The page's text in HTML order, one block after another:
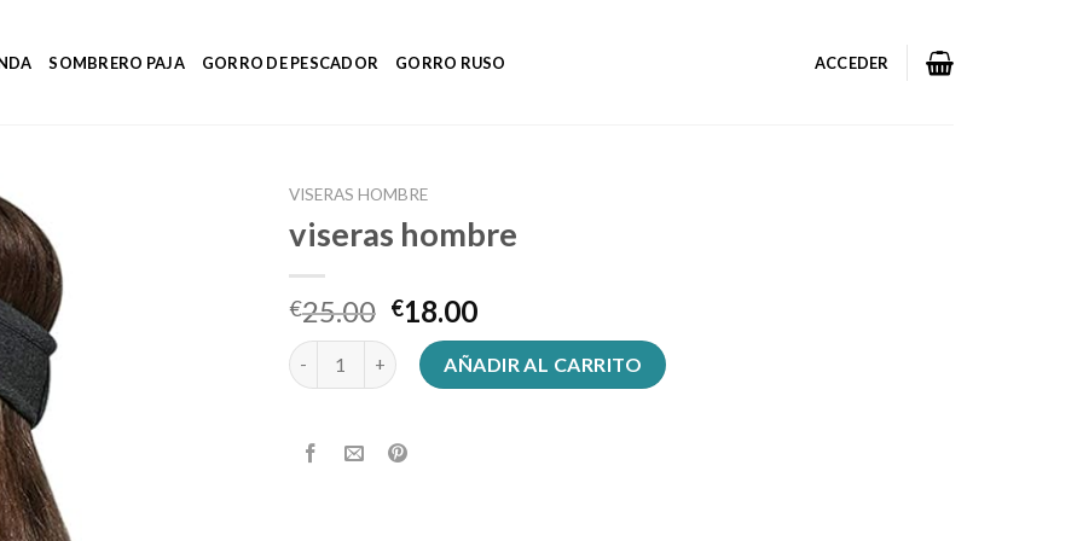
SOMBRERO PAJA GORRO DE PESCADOR GORRO RUSO ACCEDER
VISERAS HOMBRE
viseras hombre
€25.00 €18.00
viseras hombre cantidadAÑADIR AL CARRITO